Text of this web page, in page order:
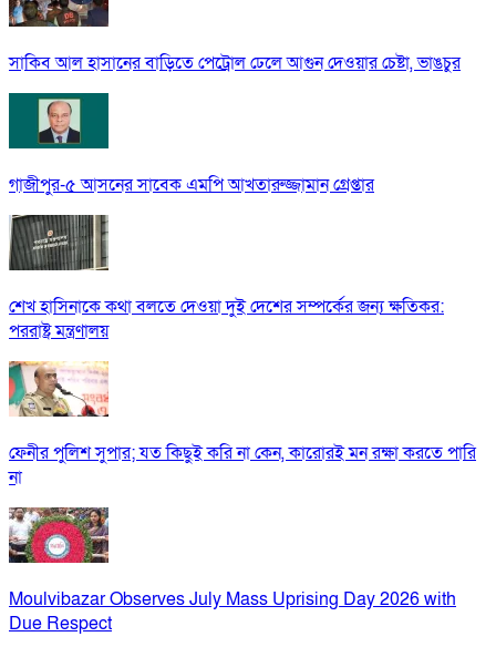
সাকিব আল হাসানের বাড়িতে পেট্রোল ঢেলে আগুন দেওয়ার চেষ্টা, ভাঙচুর
গাজীপুর-৫ আসনের সাবেক এমপি আখতারুজ্জামান গ্রেপ্তার
শেখ হাসিনাকে কথা বলতে দেওয়া দুই দেশের সম্পর্কের জন্য ক্ষতিকর:
পররাষ্ট্র মন্ত্রণালয়
ফেনীর পুলিশ সুপার; যত কিছুই করি না কেন, কারোরই মন রক্ষা করতে পারি
না
Moulvibazar Observes July Mass Uprising Day 2026 with
Due Respect